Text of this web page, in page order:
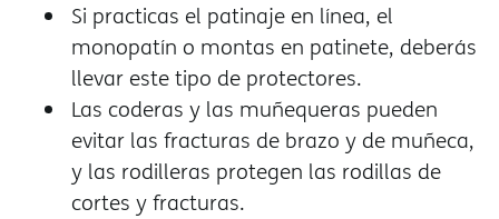
Si practicas el patinaje en línea, el
monopatín o montas en patinete, deberás
llevar este tipo de protectores.
Las coderas y las muñequeras pueden
evitar las fracturas de brazo y de muñeca,
y las rodilleras protegen las rodillas de
cortes y fracturas.